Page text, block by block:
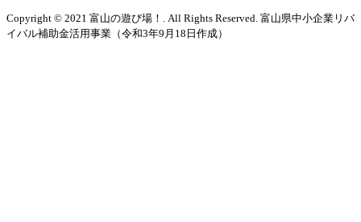
Copyright © 2021 富山の遊び場！. All Rights Reserved. 富山県中小企業リバ
イバル補助金活用事業（令和3年9月18日作成）